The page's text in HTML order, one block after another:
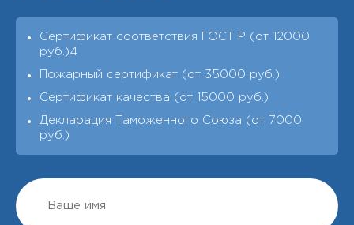
Сертификат соответствия ГОСТ Р (от 12000
руб.)4
Пожарный сертификат (от 35000 руб.)
Сертификат качества (от 15000 руб.)
Декларация Таможенного Союза (от 7000
руб.)